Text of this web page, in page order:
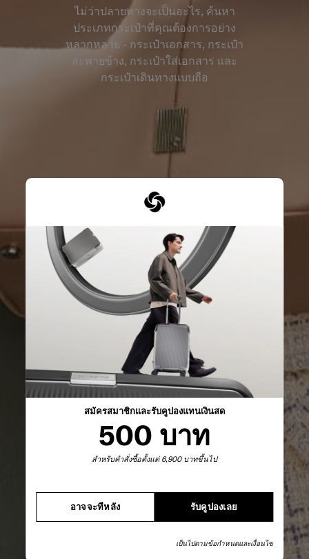
สมัครสมาชิกและรับคูปองแทนเงินสด
500 บาท
สำหรับคำสั่งซื้อตั้งแต่ 6,900 บาทขึ้นไป
รับคูปองเลย
อาจจะทีหลัง
เป็นไปตามข้อกำหนดและเงื่อนไข
ไม่ว่าปลายทางจะเป็นอะไร, ค้นหา
ประเภทกระเป๋าที่คุณต้องการอย่าง
หลากหลาย - กระเป๋าเอกสาร, กระเป๋า
สะพายข้าง, กระเป๋าใส่เอกสาร และ
กระเป๋าเดินทางแบบถือ